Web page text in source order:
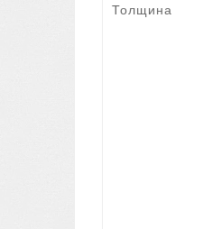
Толщина